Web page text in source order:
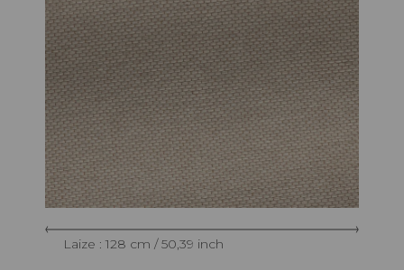
Laize : 128 cm / 50,39 inch